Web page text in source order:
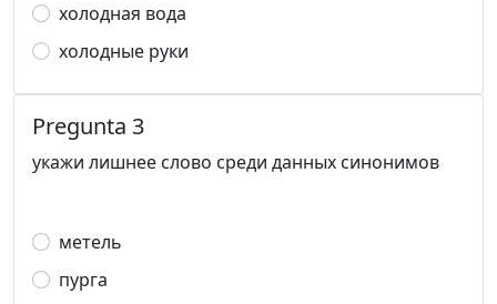
холодная вода
холодные руки
Pregunta 3
укажи лишнее слово среди данных синонимов
метель
пурга